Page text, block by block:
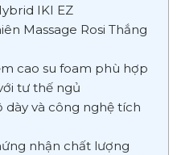
IKI EZ
Massage Rosi Thắng
cao su foam phù hợp
tư thế ngủ
dày và công nghệ tích
nhận chất lượng